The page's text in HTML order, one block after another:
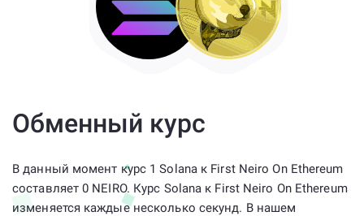
Обменный курс
В данный момент курс 1 Solana к First Neiro On Ethereum
составляет 0 NEIRO. Курс Solana к First Neiro On Ethereum
изменяется каждые несколько секунд. В нашем